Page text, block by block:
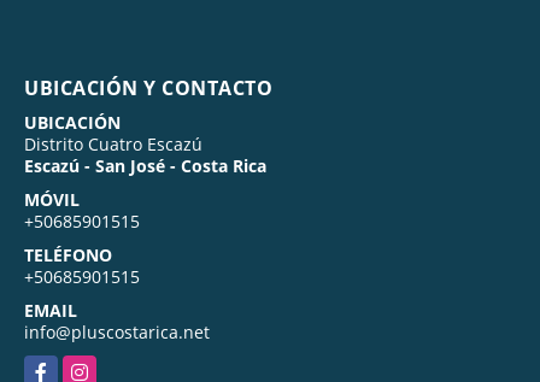
UBICACIÓN Y CONTACTO
UBICACIÓN
Distrito Cuatro Escazú
Escazú - San José - Costa Rica
MÓVIL
+50685901515
TELÉFONO
+50685901515
EMAIL
info@pluscostarica.net
FacebookInstagram